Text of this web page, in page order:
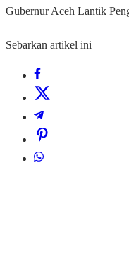
Gubernur Aceh Lantik
Sebarkan artikel ini